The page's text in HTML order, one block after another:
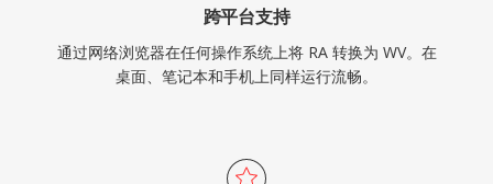
跨平台支持
通过网络浏览器在任何操作系统上将 RA 转换为 WV。在
桌面、笔记本和手机上同样运行流畅。